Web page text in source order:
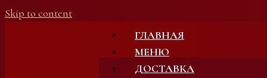
Skip to content
ГЛАВНАЯ
МЕНЮ
ДОСТАВКА